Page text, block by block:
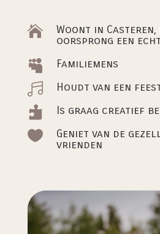

Woont in Casteren,
oorsprong een
 Familiemens
 Houdt van een
 Is graag creatief

Geniet van de
vrienden